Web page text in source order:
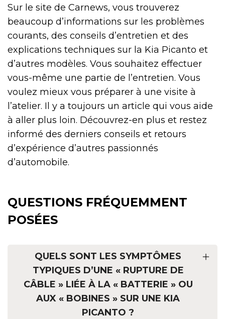
Sur le site de Carnews, vous trouverez
beaucoup d’informations sur les problèmes
courants, des conseils d’entretien et des
explications techniques sur la Kia Picanto et
d’autres modèles. Vous souhaitez effectuer
vous-même une partie de l’entretien. Vous
voulez mieux vous préparer à une visite à
l’atelier. Il y a toujours un article qui vous aide
à aller plus loin. Découvrez-en plus et restez
informé des derniers conseils et retours
d’expérience d’autres passionnés
d’automobile.
QUESTIONS FRÉQUEMMENT
POSÉES
QUELS SONT LES SYMPTÔMES
TYPIQUES D’UNE « RUPTURE DE
CÂBLE » LIÉE À LA « BATTERIE » OU
AUX « BOBINES » SUR UNE KIA
PICANTO ?